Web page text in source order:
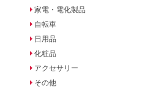
家電・電化製品
自転車
日用品
化粧品
アクセサリー
その他